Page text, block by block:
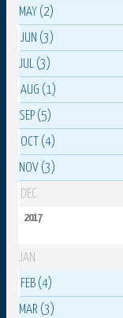
MAY (2)
JUN (3)
JUL (3)
AUG (1)
SEP (5)
OCT (4)
NOV (3)
DEC
2017
JAN
FEB (4)
MAR (3)